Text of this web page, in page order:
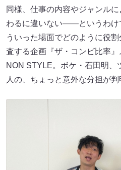
同様、仕事の内容やジャンル
わるに違いない――というわけ
ういった場面でどのように役
査する企画『ザ・コンビ比率
NON STYLE。ボケ・石田明、
人の、ちょっと意外な分担が判